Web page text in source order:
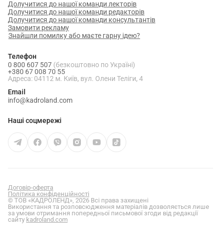
Долучитися до нашої команди лекторів
Долучитися до нашої команди редакторів
Долучитися до нашої команди консультантів
Замовити рекламу
Знайшли помилку або маєте гарну ідею?
Телефон
0 800 607 507 (безкоштовно по Україні)
+380 67 008 70 55
Адреса: 04112 м. Київ, вул. Олени Теліги, 4
Email
info@kadroland.com
Наші соцмережі
Договір-оферта
Політика конфіденційності
© ТОВ «КАДРОЛЕНД», 2026 Всі права захищені
Використання та розповсюдження матеріалів дозволяється лише
за умови отримання попередньої письмової згоди від редакції
сайту kadroland.com